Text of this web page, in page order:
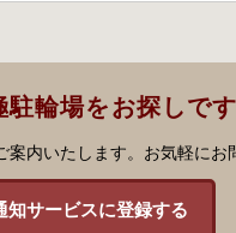
輪場をお探しで
内いたします。お気軽にお
知サービスに登録する